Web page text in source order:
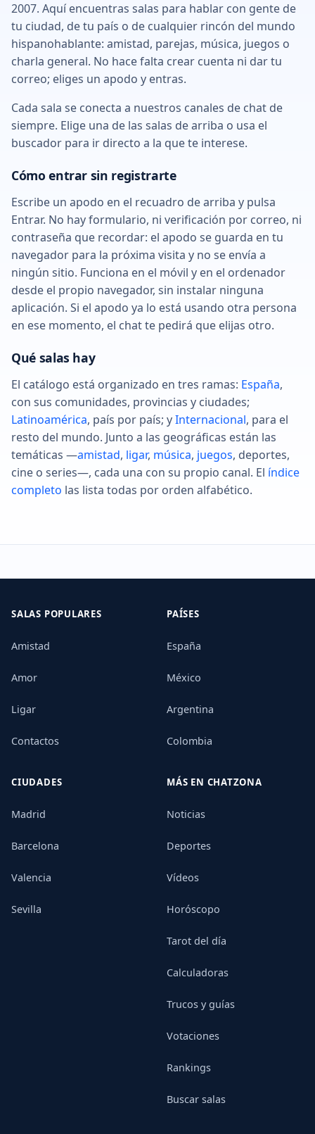
2007. Aquí encuentras salas para hablar con gente de
tu ciudad, de tu país o de cualquier rincón del mundo
hispanohablante: amistad, parejas, música, juegos o
charla general. No hace falta crear cuenta ni dar tu
correo; eliges un apodo y entras.
Cada sala se conecta a nuestros canales de chat de
siempre. Elige una de las salas de arriba o usa el
buscador para ir directo a la que te interese.
Cómo entrar sin registrarte
Escribe un apodo en el recuadro de arriba y pulsa
Entrar. No hay formulario, ni verificación por correo, ni
contraseña que recordar: el apodo se guarda en tu
navegador para la próxima visita y no se envía a
ningún sitio. Funciona en el móvil y en el ordenador
desde el propio navegador, sin instalar ninguna
aplicación. Si el apodo ya lo está usando otra persona
en ese momento, el chat te pedirá que elijas otro.
Qué salas hay
El catálogo está organizado en tres ramas: España,
con sus comunidades, provincias y ciudades;
Latinoamérica, país por país; yInternacional, para el
resto del mundo. Junto a las geográficas están las
temáticas —amistad, ligar, música, juegos, deportes,
cine o series—, cada una con su propio canal. El índice
completo las lista todas por orden alfabético.
SALAS POPULARES
Amistad
Amor
Ligar
Contactos
PAÍSES
España
México
Argentina
Colombia
CIUDADES
Madrid
Barcelona
Valencia
Sevilla
MÁS EN CHATZONA
Noticias
Deportes
Vídeos
Horóscopo
Tarot del día
Calculadoras
Trucos y guías
Votaciones
Rankings
Buscar salas